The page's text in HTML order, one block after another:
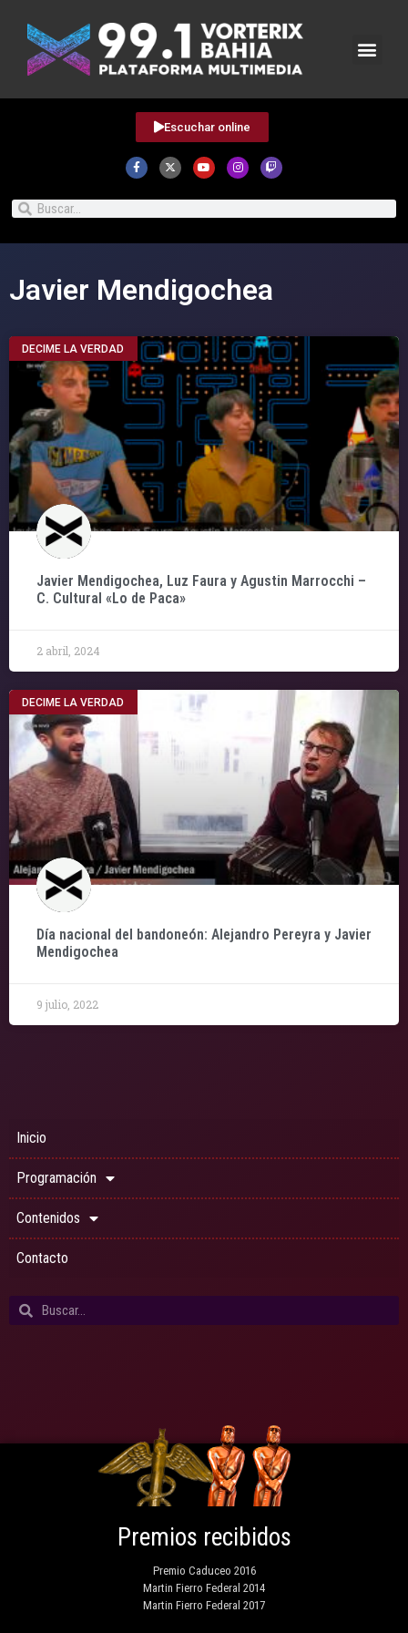
Escuchar online
Javier Mendigochea
DECIME LA VERDAD
Javier Mendigochea, Luz Faura y Agustin Marrocchi –
C. Cultural «Lo de Paca»
2 abril, 2024
DECIME LA VERDAD
Día nacional del bandoneón: Alejandro Pereyra y Javier
Mendigochea
9 julio, 2022
Inicio
Programación
Contenidos
Contacto
Premios recibidos
Premio Caduceo 2016
Martin Fierro Federal 2014
Martin Fierro Federal 2017